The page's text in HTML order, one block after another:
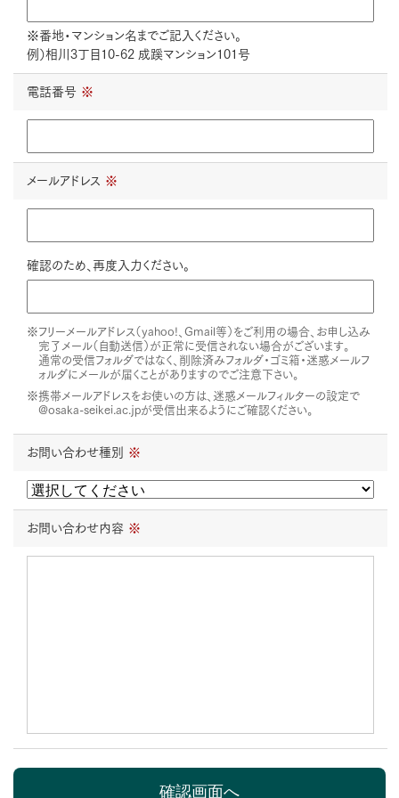
※番地・マンション名までご記入ください。
例）相川3丁目10-62 成蹊マンション101号
電話番号 ※
メールアドレス ※
確認のため、再度入力ください。
※フリーメールアドレス（yahoo!、Gmail等）をご利用の場合、お申し込み
完了メール（自動送信）が正常に受信されない場合がございます。
通常の受信フォルダではなく、削除済みフォルダ・ゴミ箱・迷惑メールフ
ォルダにメールが届くことがありますのでご注意下さい。
※携帯メールアドレスをお使いの方は、迷惑メールフィルターの設定で
@osaka-seikei.ac.jpが受信出来るようにご確認ください。
お問い合わせ種別 ※
お問い合わせ内容 ※